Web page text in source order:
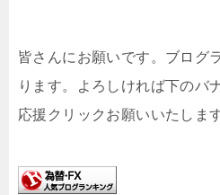
皆さんにお願いです。ブログ
ります。よろしければ下のバ
応援クリックお願いいたします